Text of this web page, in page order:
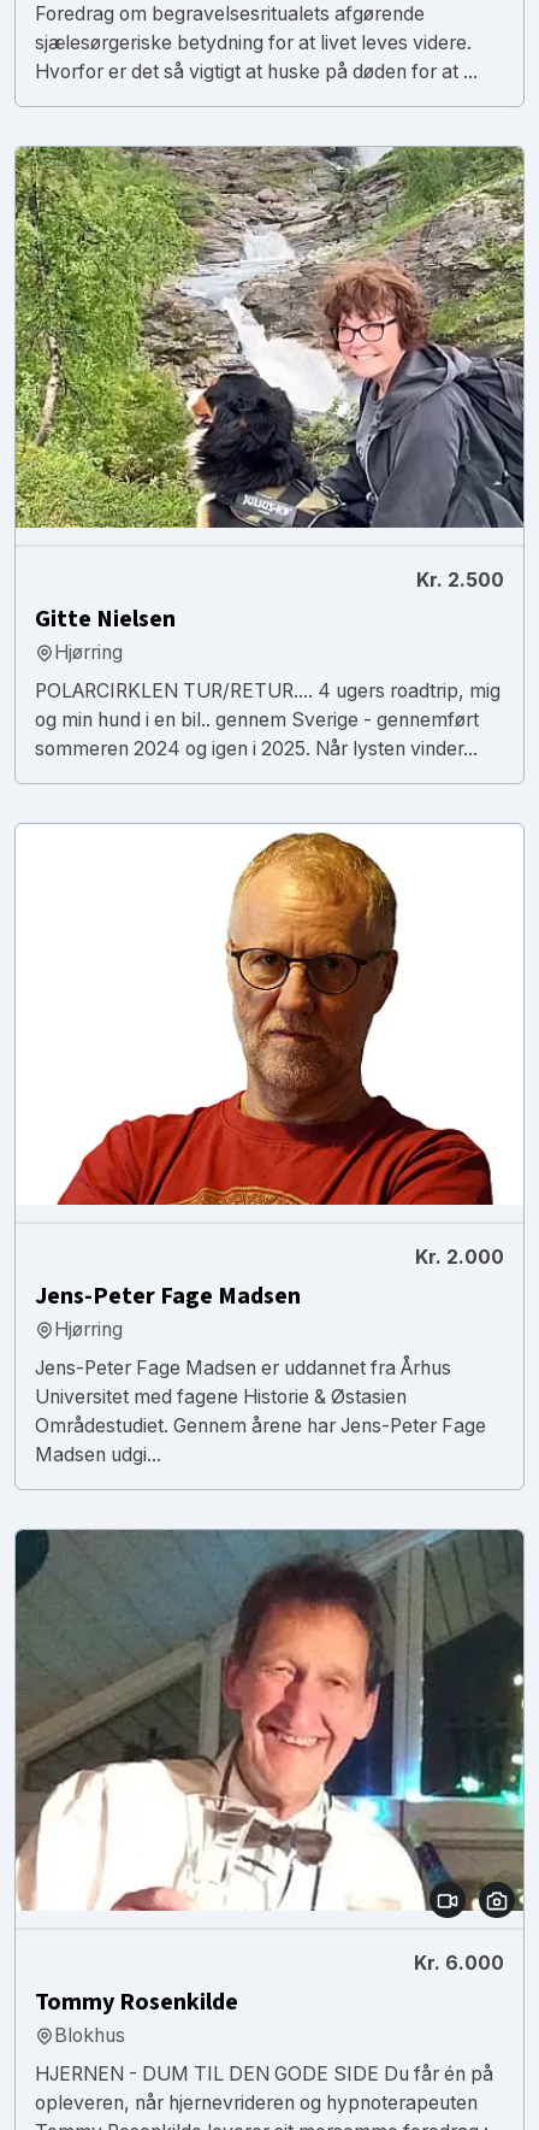
Foredrag om begravelsesritualets afgørende
sjælesørgeriske betydning for at livet leves videre.
Hvorfor er det så vigtigt at huske på døden for at ...
Kr. 2.500
Gitte Nielsen
Hjørring
POLARCIRKLEN TUR/RETUR.... 4 ugers roadtrip, mig
og min hund i en bil.. gennem Sverige - gennemført
sommeren 2024 og igen i 2025. Når lysten vinder...
Kr. 2.000
Jens-Peter Fage Madsen
Hjørring
Jens-Peter Fage Madsen er uddannet fra Århus
Universitet med fagene Historie & Østasien
Områdestudiet. Gennem årene har Jens-Peter Fage
Madsen udgi...
Kr. 6.000
Tommy Rosenkilde
Blokhus
HJERNEN - DUM TIL DEN GODE SIDE Du får én på
opleveren, når hjernevrideren og hypnoterapeuten